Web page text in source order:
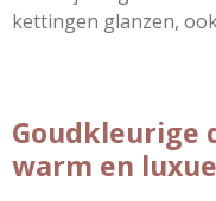
kettingen glanzen,
Goudkleurige
warm en